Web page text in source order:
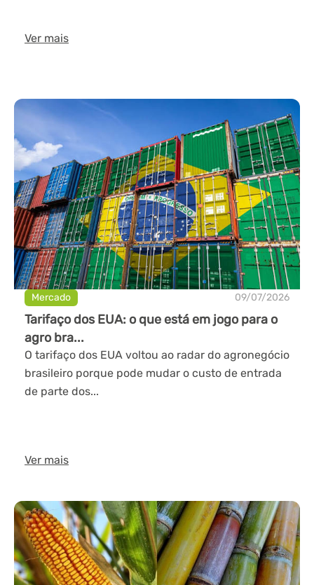
Ver mais
Mercado 09/07/2026
Tarifaço dos EUA: o que está em jogo para o
agro bra...
O tarifaço dos EUA voltou ao radar do agronegócio
brasileiro porque pode mudar o custo de entrada
de parte dos...
Ver mais